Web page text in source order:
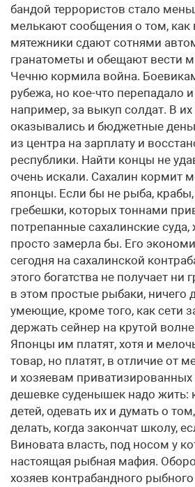
бандой террористов стало
мелькают сообщения о том, как
мятежники сдают сотнями
гранатометы и обещают вести
Чечню кормила война.
рубежа, но кое-что перепадало
например, за выкуп солдат. В
оказывались и бюджетные
из центра на зарплату и
республики. Найти концы не
очень искали. Сахалин кормит
японцы. Если бы не рыба,
гребешки, которых тоннами
потрепанные сахалинские
просто замерла бы. Его
сегодня на сахалинской
этого богатства не получает
в этом простые рыбаки, ничего
умеющие, кроме того, как сети
держать сейнер на крутой
Японцы им платят, хотя и
товар, но платят, в отличие от
и хозяевам
дешевке суденышек надо жить:
детей, одевать их и думать о
делать, когда закончат школу,
Виновата власть, под носом у
настоящая рыбная мафия.
хозяев контрабандного